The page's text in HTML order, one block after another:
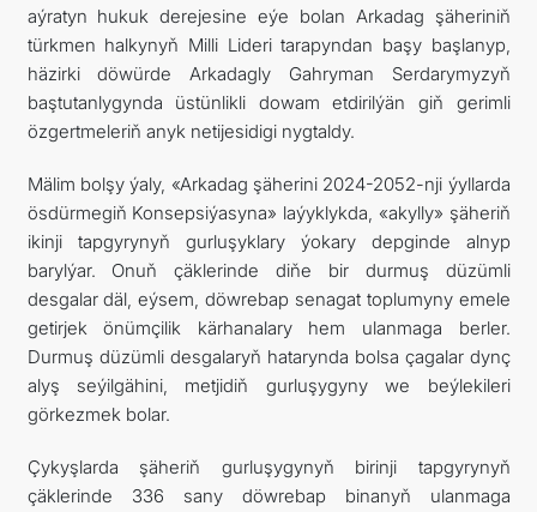
aýratyn hukuk derejesine eýe bolan Arkadag şäheriniň
türkmen halkynyň Milli Lideri tarapyndan başy başlanyp,
häzirki döwürde Arkadagly Gahryman Serdarymyzyň
baştutanlygynda üstünlikli dowam etdirilýän giň gerimli
özgertmeleriň anyk netijesidigi nygtaldy.
Mälim bolşy ýaly, «Arkadag şäherini 2024-2052-nji ýyllarda
ösdürmegiň Konsepsiýasyna» laýyklykda, «akylly» şäheriň
ikinji tapgyrynyň gurluşyklary ýokary depginde alnyp
barylýar. Onuň çäklerinde diňe bir durmuş düzümli
desgalar däl, eýsem, döwrebap senagat toplumyny emele
getirjek önümçilik kärhanalary hem ulanmaga berler.
Durmuş düzümli desgalaryň hatarynda bolsa çagalar dynç
alyş seýilgähini, metjidiň gurluşygyny we beýlekileri
görkezmek bolar.
Çykyşlarda şäheriň gurluşygynyň birinji tapgyrynyň
çäklerinde 336 sany döwrebap binanyň ulanmaga